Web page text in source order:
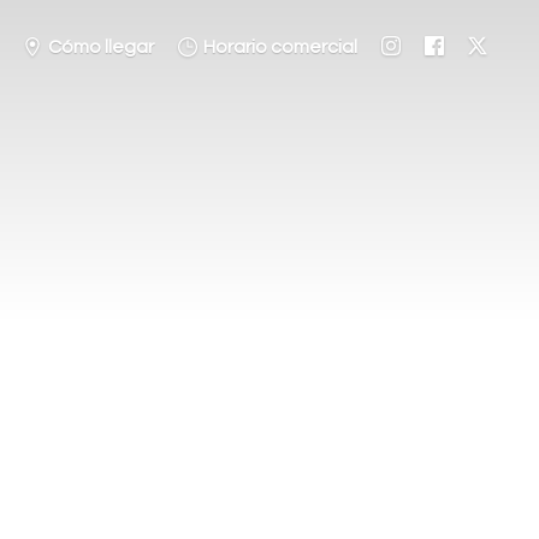
Cómo llegar Horario comercial